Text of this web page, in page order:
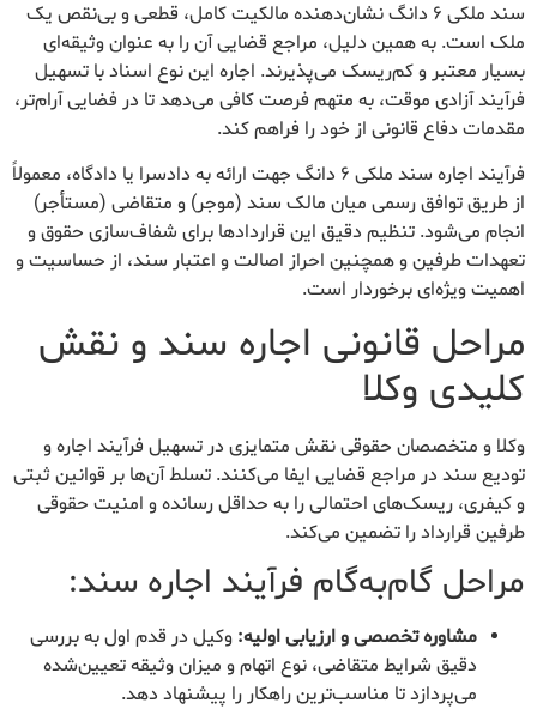
سند ملکی ۶ دانگ نشان‌دهنده مالکیت کامل، قطعی و بی‌نقص یک
ملک است. به همین دلیل، مراجع قضایی آن را به عنوان وثیقه‌ای
بسیار معتبر و کم‌ریسک می‌پذیرند. اجاره این نوع اسناد با تسهیل
فرآیند آزادی موقت، به متهم فرصت کافی می‌دهد تا در فضایی آرام‌تر،
مقدمات دفاع قانونی از خود را فراهم کند.
فرآیند اجاره سند ملکی ۶ دانگ جهت ارائه به دادسرا یا دادگاه، معمولاً
از طریق توافق رسمی میان مالک سند (موجر) و متقاضی (مستأجر)
انجام می‌شود. تنظیم دقیق این قراردادها برای شفاف‌سازی حقوق و
تعهدات طرفین و همچنین احراز اصالت و اعتبار سند، از حساسیت و
اهمیت ویژه‌ای برخوردار است.
مراحل قانونی اجاره سند و نقش
کلیدی وکلا
وکلا و متخصصان حقوقی نقش متمایزی در تسهیل فرآیند اجاره و
تودیع سند در مراجع قضایی ایفا می‌کنند. تسلط آن‌ها بر قوانین ثبتی
و کیفری، ریسک‌های احتمالی را به حداقل رسانده و امنیت حقوقی
طرفین قرارداد را تضمین می‌کند.
مراحل گام‌به‌گام فرآیند اجاره سند:
مشاوره تخصصی و ارزیابی اولیه: وکیل در قدم اول به بررسی
دقیق شرایط متقاضی، نوع اتهام و میزان وثیقه تعیین‌شده
می‌پردازد تا مناسب‌ترین راهکار را پیشنهاد دهد.